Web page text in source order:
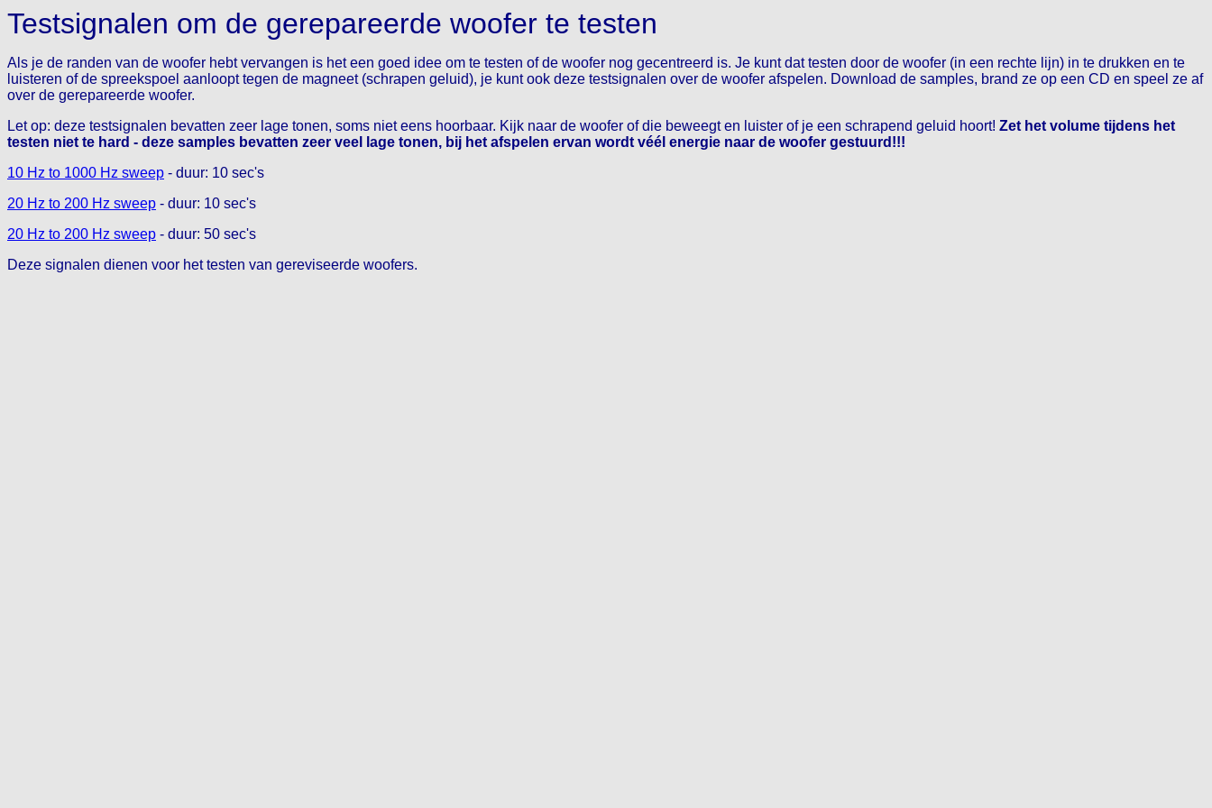
Testsignalen om de gerepareerde woofer te testen
Als je de randen van de woofer hebt vervangen is het een goed idee om te testen of de woofer nog gecentreerd is. Je kunt dat testen door de woofer (in een rechte lijn) in te drukken en te
luisteren of de spreekspoel aanloopt tegen de magneet (schrapen geluid), je kunt ook deze testsignalen over de woofer afspelen. Download de samples, brand ze op een CD en speel ze af
over de gerepareerde woofer.
Let op: deze testsignalen bevatten zeer lage tonen, soms niet eens hoorbaar. Kijk naar de woofer of die beweegt en luister of je een schrapend geluid hoort! Zet het volume tijdens het
testen niet te hard - deze samples bevatten zeer veel lage tonen, bij het afspelen ervan wordt véél energie naar de woofer gestuurd!!!
10 Hz to 1000 Hz sweep - duur: 10 sec's
20 Hz to 200 Hz sweep - duur: 10 sec's
20 Hz to 200 Hz sweep - duur: 50 sec's
Deze signalen dienen voor het testen van gereviseerde woofers.